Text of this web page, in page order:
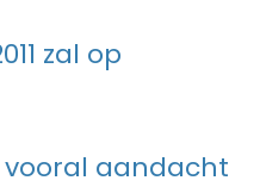
zal op
aandacht